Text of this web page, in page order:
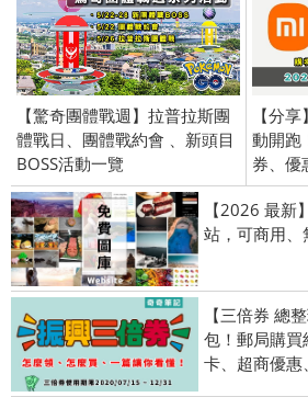
【驚奇團體戰週】拉普拉斯團
體戰日、團體戰約會 、新頭目
BOSS活動一覽
【分
動開跑
券、優
【2026 最新
站，可商用、
【三倍券 總
包！郵局購買
卡、超商優惠